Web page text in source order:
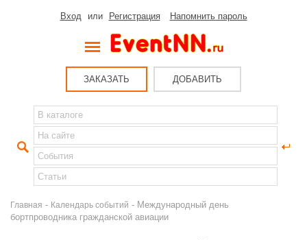
Вход или Регистрация Напомнить пароль
ЗАКАЗАТЬ ДОБАВИТЬ
Главная - Календарь событий - Международный день
бортпроводника гражданской авиации